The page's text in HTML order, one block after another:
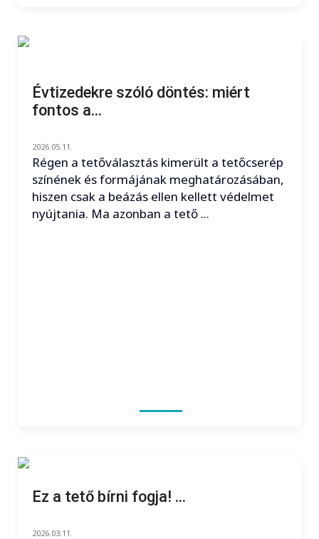
Évtizedekre szóló döntés: miért
fontos a...
2026.05.11.
Régen a tetőválasztás kimerült a tetőcserép
színének és formájának meghatározásában,
hiszen csak a beázás ellen kellett védelmet
nyújtania. Ma azonban a tető ...
Ez a tető bírni fogja! ...
2026.03.11.